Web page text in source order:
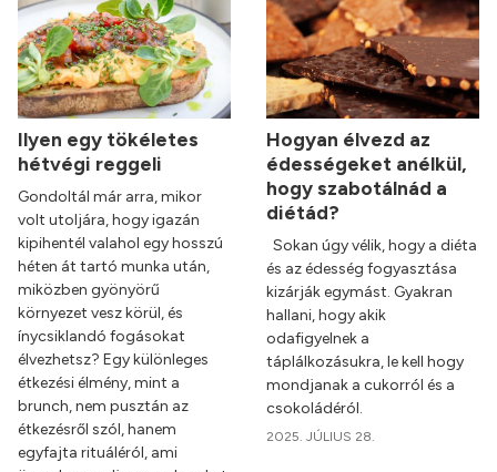
Ilyen egy tökéletes
hétvégi reggeli
Gondoltál már arra, mikor
volt utoljára, hogy igazán
kipihentél valahol egy hosszú
héten át tartó munka után,
miközben gyönyörű
környezet vesz körül, és
ínycsiklandó fogásokat
élvezhetsz? Egy különleges
étkezési élmény, mint a
brunch, nem pusztán az
étkezésről szól, hanem
egyfajta rituáléról, ami
Hogyan élvezd az
édességeket anélkül,
hogy szabotálnád a
diétád?
Sokan úgy vélik, hogy a diéta
és az édesség fogyasztása
kizárják egymást. Gyakran
hallani, hogy akik
odafigyelnek a
táplálkozásukra, le kell hogy
mondjanak a cukorról és a
csokoládéról.
2025. JÚLIUS 28.